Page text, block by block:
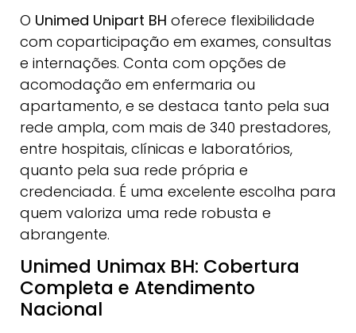
O Unimed Unipart BH oferece flexibilidade
com coparticipação em exames, consultas
e internações. Conta com opções de
acomodação em enfermaria ou
apartamento, e se destaca tanto pela sua
rede ampla, com mais de 340 prestadores,
entre hospitais, clínicas e laboratórios,
quanto pela sua rede própria e
credenciada. É uma excelente escolha para
quem valoriza uma rede robusta e
abrangente.
Unimed Unimax BH: Cobertura
Completa e Atendimento
Nacional